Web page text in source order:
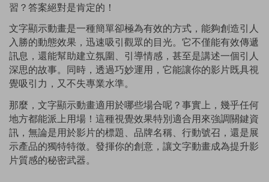
習？答案絕對是肯定的！
文字顯示動畫是一種簡單卻極為有效的方式，能夠創造引人
入勝的動態效果，迅速吸引觀眾的目光。它不僅能有效傳遞
訊息，還能幫助建立氛圍、引導情感，甚至是講述一個引人
深思的故事。同時，透過巧妙運用，它能讓你的影片既具視
覺吸引力，又不失專業水準。
那麼，文字顯示動畫適用於哪些場合呢？事實上，幾乎任何
地方都能派上用場！這種視覺效果特別適合用來強調關鍵資
訊，無論是用於影片的標題、品牌名稱、行動號召，還是展
示產品的獨特特徵。發揮你的創意，讓文字動畫成為提升影
片質感的秘密武器。